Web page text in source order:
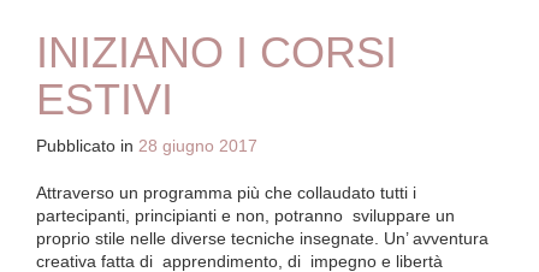
INIZIANO I CORSI
ESTIVI
Pubblicato in 28 giugno 2017
Attraverso un programma più che collaudato tutti i
partecipanti, principianti e non, potranno sviluppare un
proprio stile nelle diverse tecniche insegnate. Un’ avventura
creativa fatta di apprendimento, di impegno e libertà